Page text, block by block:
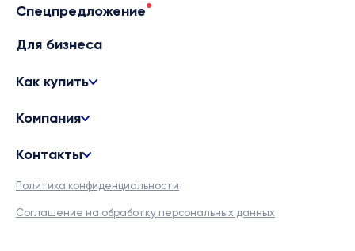
Спецпредложение
Для бизнеса
Как купить
Компания
Контакты
Политика конфиденциальности
Соглашение на обработку персональных данных